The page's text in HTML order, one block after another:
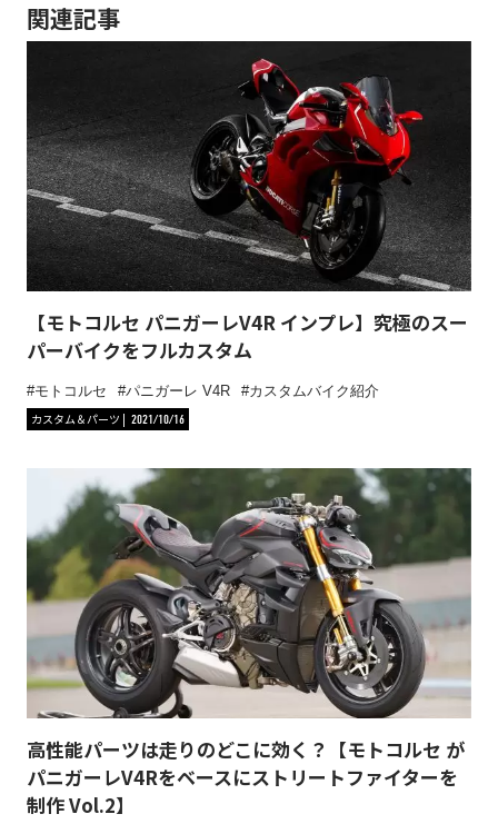
関連記事
【モトコルセ パニガーレV4R インプレ】究極のスー
パーバイクをフルカスタム
モトコルセ パニガーレ V4R
カスタムバイク紹介
カスタム＆パーツ
2021/10/16
高性能パーツは走りのどこに効く？【モトコルセ が
パニガーレV4Rをベースにストリートファイターを
制作 Vol.2】